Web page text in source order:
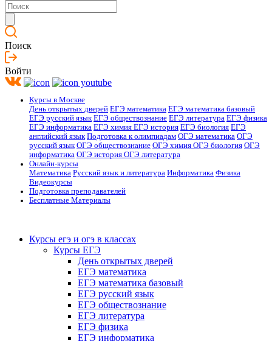
Поиск
Войти
Курсы в Москве
День открытых дверей ЕГЭ математика ЕГЭ математика базовый
ЕГЭ русский язык ЕГЭ обществознание ЕГЭ литература ЕГЭ физика
ЕГЭ информатика ЕГЭ химия ЕГЭ история ЕГЭ биология ЕГЭ
английский язык Подготовка к олимпиадам ОГЭ математика ОГЭ
русский язык ОГЭ обществознание ОГЭ химия ОГЭ биология ОГЭ
информатика ОГЭ история ОГЭ литература
Онлайн-курсы
Математика Русский язык и литература Информатика Физика
Видеокурсы
Подготовка преподавателей
Бесплатные Материалы
Курсы егэ и огэ в классах
Курсы ЕГЭ
День открытых дверей
ЕГЭ математика
ЕГЭ математика базовый
ЕГЭ русский язык
ЕГЭ обществознание
ЕГЭ литература
ЕГЭ физика
ЕГЭ информатика